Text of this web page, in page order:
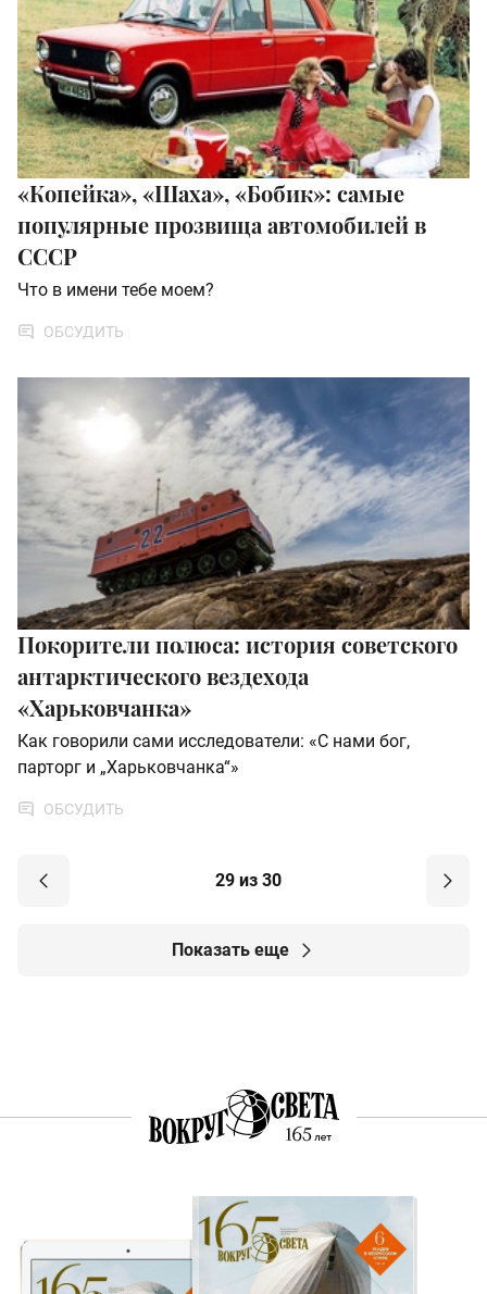
«Копейка», «Шаха», «Бобик»: самые
популярные прозвища автомобилей в
СССР
Что в имени тебе моем?
ОБСУДИТЬ
Покорители полюса: история советского
антарктического вездехода
«Харьковчанка»
Как говорили сами исследователи: «С нами бог,
парторг и „Харьковчанка“»
ОБСУДИТЬ
29 из 30
Показать еще